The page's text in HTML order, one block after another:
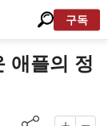
구독
애플의 정